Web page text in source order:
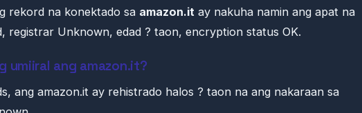
rekord na konektado sa amazon.it ay nakuha namin ang apat na
registrar Unknown, edad ? taon, encryption status OK.
umiiral ang amazon.it?
ang amazon.it ay rehistrado halos ? taon na ang nakaraan sa